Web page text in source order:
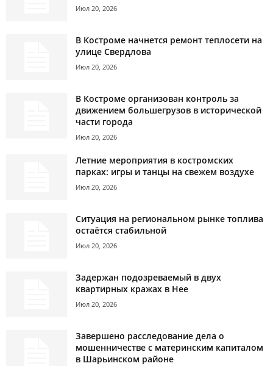
Июл 20, 2026
В Костроме начнется ремонт теплосети на
улице Свердлова
Июл 20, 2026
В Костроме организован контроль за
движением большегрузов в исторической
части города
Июл 20, 2026
Летние мероприятия в костромских
парках: игры и танцы на свежем воздухе
Июл 20, 2026
Ситуация на региональном рынке топлива
остаётся стабильной
Июл 20, 2026
Задержан подозреваемый в двух
квартирных кражах в Нее
Июл 20, 2026
Завершено расследование дела о
мошенничестве с материнским капиталом
в Шарьинском районе